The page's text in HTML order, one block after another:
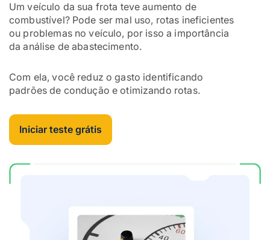
Um veículo da sua frota teve aumento de
combustível? Pode ser mal uso, rotas ineficientes
ou problemas no veículo, por isso a importância
da análise de abastecimento.
Com ela, você reduz o gasto identificando
padrões de condução e otimizando rotas.
Iniciar teste grátis